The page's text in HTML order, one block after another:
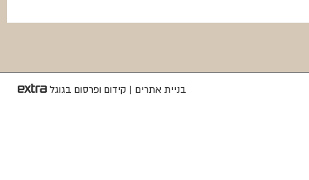
בניית אתרים | קידום ופרסום בגוגל